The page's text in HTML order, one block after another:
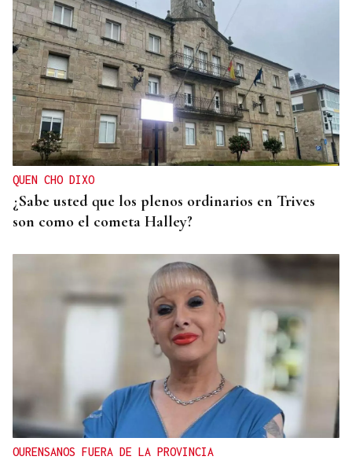
QUEN CHO DIXO
¿Sabe usted que los plenos ordinarios en Trives
son como el cometa Halley?
OURENSANOS FUERA DE LA PROVINCIA